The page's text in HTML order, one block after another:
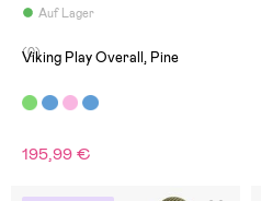
Auf Lager
(0)
Viking Play Overall, Pine
195,99 €